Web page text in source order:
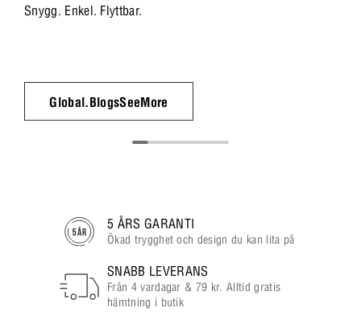
Snygg. Enkel. Flyttbar.
Global.BlogsSeeMore
5 ÅRS GARANTI
Ökad trygghet och design du kan lita på
SNABB LEVERANS
Från 4 vardagar & 79 kr. Alltid gratis
hämtning i butik